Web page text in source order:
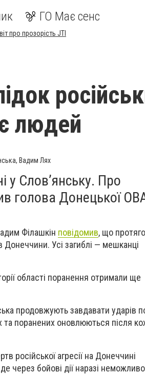
ГО Має сенс
про прозорість JTI
людей
Вадим Лях
у Слов’янську. Про
голова Донецької
Філашкін повідомив, що
Донеччини. Усі загиблі — мешканці
області поранення отримали ще
продовжують завдавати ударів
поранених оновлюються після
російської агресії на Донеччині
через бойові дії наразі неможливо